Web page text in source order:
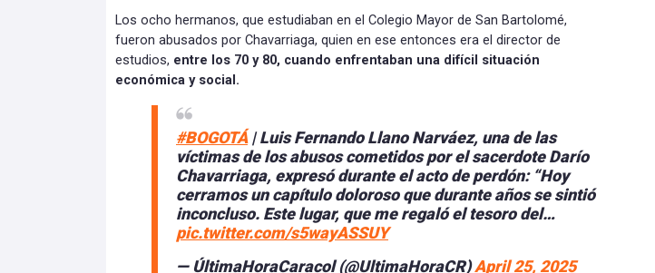
Los ocho hermanos, que estudiaban en el Colegio Mayor de San Bartolomé,
fueron abusados por Chavarriaga, quien en ese entonces era el director de
estudios, entre los 70 y 80, cuando enfrentaban una difícil situación
económica y social.
#BOGOTÁ| Luis Fernando Llano Narváez, una de las
víctimas de los abusos cometidos por el sacerdote Darío
Chavarriaga, expresó durante el acto de perdón: “Hoy
cerramos un capítulo doloroso que durante años se sintió
inconcluso. Este lugar, que me regaló el tesoro del…
pic.twitter.com/s5wayASSUY
— ÚltimaHoraCaracol (@UltimaHoraCR)April 25, 2025